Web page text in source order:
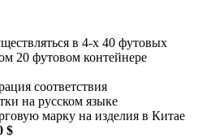
в 4-х 40 футовых
20 футовом контейнере
соответствия
на русском языке
марку на изделия в Китае
$